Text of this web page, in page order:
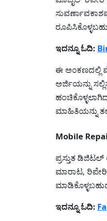
ಇದನ್ನೂ ಓದಿ:
ಈ ಅಂಕಣದಲ್ಲಿ
ಅರ್ಜಿಯನ್ನು
ಮಾಹಿತಿಯನ್ನು
Mobile
ಪ್ರಸ್ತುತ
ಮಾರಾಟ,
ಇದನ್ನೂ ಓದಿ: